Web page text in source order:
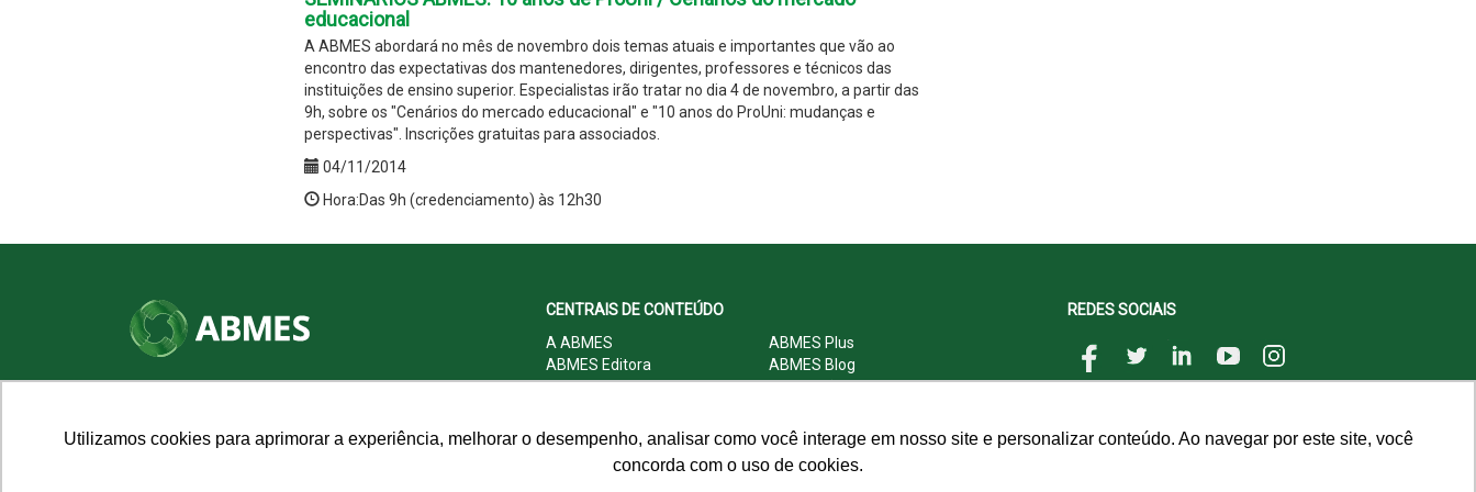
Utilizamos cookies para aprimorar a experiência, melhorar o desempenho, analisar como você interage em nosso site e personalizar conteúdo. Ao navegar por este site, você
concorda com o uso de cookies.
educacional
A ABMES abordará no mês de novembro dois temas atuais e importantes que vão ao
encontro das expectativas dos mantenedores, dirigentes, professores e técnicos das
instituições de ensino superior. Especialistas irão tratar no dia 4 de novembro, a partir das
9h, sobre os "Cenários do mercado educacional" e "10 anos do ProUni: mudanças e
perspectivas". Inscrições gratuitas para associados.
04/11/2014
Hora:Das 9h (credenciamento) às 12h30
CEP: 70.701-060 - Asa Norte, Brasília/DF
CENTRAIS DE CONTEÚDO
A ABMES
ABMES Plus
ABMES Editora
ABMES Blog
ABMES LInC
Legislação
Central do Associado ABMES
Contato
REDES SOCIAIS